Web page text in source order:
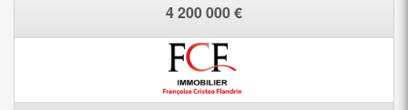
4 200 000 €